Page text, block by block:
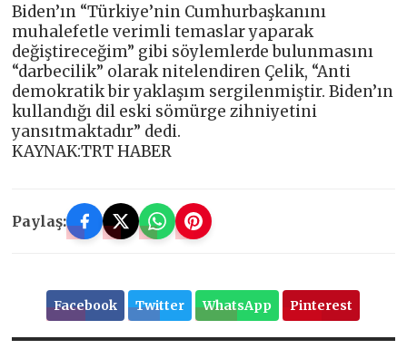
Biden’ın “Türkiye’nin Cumhurbaşkanını
muhalefetle verimli temaslar yaparak
değiştireceğim” gibi söylemlerde bulunmasını
“darbecilik” olarak nitelendiren Çelik, “Anti
demokratik bir yaklaşım sergilenmiştir. Biden’ın
kullandığı dil eski sömürge zihniyetini
yansıtmaktadır” dedi.
KAYNAK:TRT HABER
Paylaş:
Facebook Twitter WhatsApp Pinterest